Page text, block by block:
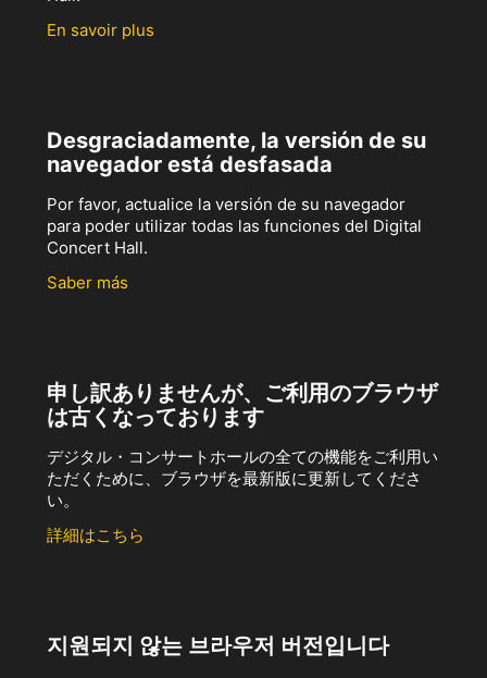
En savoir plus
Desgraciadamente, la versión de su
navegador está desfasada
Por favor, actualice la versión de su navegador
para poder utilizar todas las funciones del Digital
Concert Hall.
Saber más
申し訳ありませんが、ご利用のブラウザ
は古くなっております
デジタル・コンサートホールの全ての機能をご利用い
ただくために、ブラウザを最新版に更新してくださ
い。
詳細はこちら
지원되지 않는 브라우저 버전입니다